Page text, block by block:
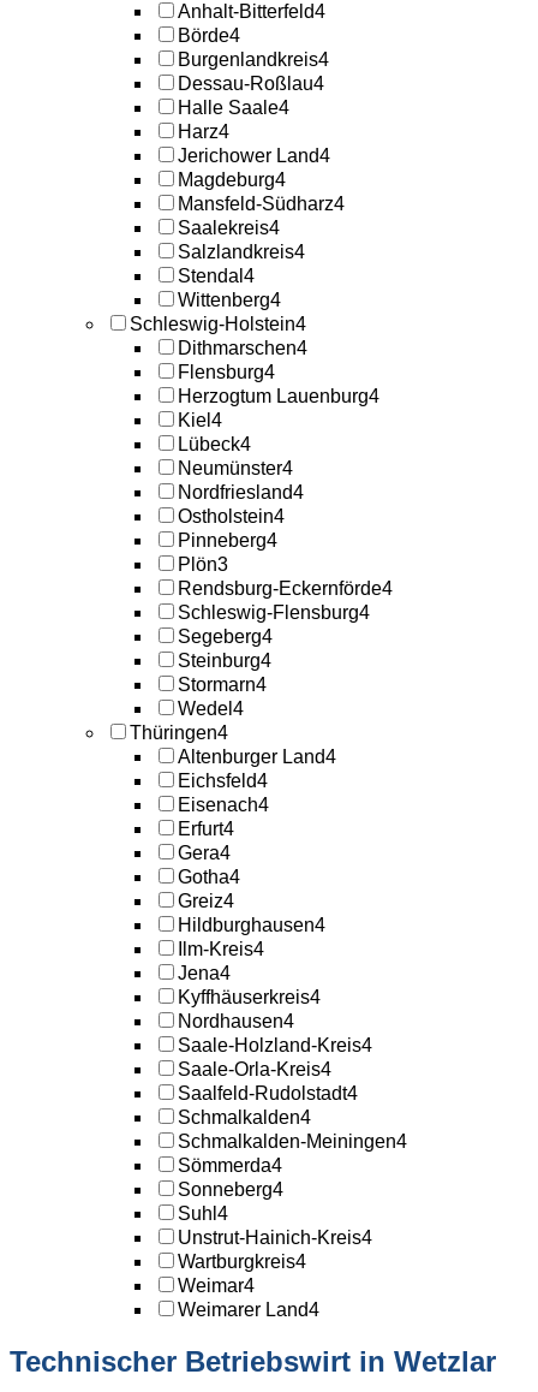
Anhalt-Bitterfeld4
Börde4
Burgenlandkreis4
Dessau-Roßlau4
Halle Saale4
Harz4
Jerichower Land4
Magdeburg4
Mansfeld-Südharz4
Saalekreis4
Salzlandkreis4
Stendal 4
Wittenberg4
Schleswig-Holstein4
Dithmarschen4
Flensburg4
Herzogtum Lauenburg4
Kiel 4
Lübeck4
Neumünster4
Nordfriesland4
Ostholstein4
Pinneberg4
Plön3
Rendsburg-Eckernförde4
Schleswig-Flensburg4
Segeberg4
Steinburg4
Stormarn4
Wedel 4
Thüringen4
Altenburger Land4
Eichsfeld4
Eisenach4
Erfurt4
Gera4
Gotha4
Greiz4
Hildburghausen4
Ilm-Kreis4
Jena4
Kyffhäuserkreis4
Nordhausen4
Saale-Holzland-Kreis4
Saale-Orla-Kreis4
Saalfeld-Rudolstadt4
Schmalkalden4
Schmalkalden-Meiningen4
Sömmerda4
Sonneberg4
Suhl 4
Unstrut-Hainich-Kreis4
Wartburgkreis4
Weimar4
Weimarer Land4
Technischer Betriebswirt in Wetzlar